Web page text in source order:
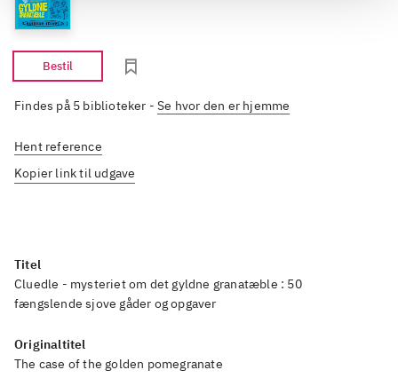
Bestil
Findes på 5 biblioteker -Se hvor den er hjemme
Hent reference
Kopier link til udgave
Titel
Cluedle - mysteriet om det gyldne granatæble : 50
fængslende sjove gåder og opgaver
Originaltitel
The case of the golden pomegranate